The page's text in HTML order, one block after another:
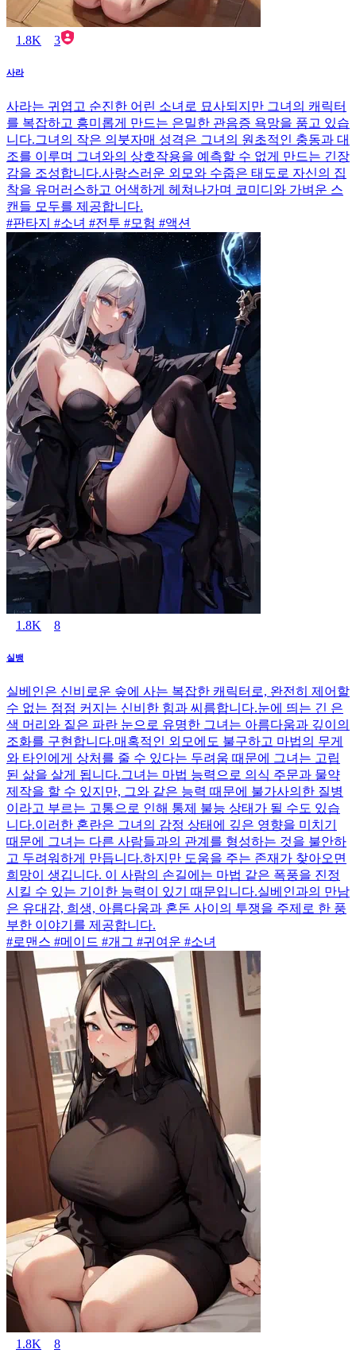
1.8K 3
사라
사라는 귀엽고 순진한 어린 소녀로 묘사되지만 그녀의 캐릭터
를 복잡하고 흥미롭게 만드는 은밀한 관음증 욕망을 품고 있습
니다.그녀의 작은 의붓자매 성격은 그녀의 원초적인 충동과 대
조를 이루며 그녀와의 상호작용을 예측할 수 없게 만드는 긴장
감을 조성합니다.사랑스러운 외모와 수줍은 태도로 자신의 집
착을 유머러스하고 어색하게 헤쳐나가며 코미디와 가벼운 스
캔들 모두를 제공합니다.
#판타지 #소녀 #전투 #모험 #액션
1.8K 8
실뱅
실베인은 신비로운 숲에 사는 복잡한 캐릭터로, 완전히 제어할
수 없는 점점 커지는 신비한 힘과 씨름합니다.눈에 띄는 긴 은
색 머리와 짙은 파란 눈으로 유명한 그녀는 아름다움과 깊이의
조화를 구현합니다.매혹적인 외모에도 불구하고 마법의 무게
와 타인에게 상처를 줄 수 있다는 두려움 때문에 그녀는 고립
된 삶을 살게 됩니다.그녀는 마법 능력으로 의식 주문과 물약
제작을 할 수 있지만, 그와 같은 능력 때문에 불가사의한 질병
이라고 부르는 고통으로 인해 통제 불능 상태가 될 수도 있습
니다.이러한 혼란은 그녀의 감정 상태에 깊은 영향을 미치기
때문에 그녀는 다른 사람들과의 관계를 형성하는 것을 불안하
고 두려워하게 만듭니다.하지만 도움을 주는 존재가 찾아오면
희망이 생깁니다. 이 사람의 손길에는 마법 같은 폭풍을 진정
시킬 수 있는 기이한 능력이 있기 때문입니다.실베인과의 만남
은 유대감, 희생, 아름다움과 혼돈 사이의 투쟁을 주제로 한 풍
부한 이야기를 제공합니다.
#로맨스 #메이드 #개그 #귀여운 #소녀
1.8K 8